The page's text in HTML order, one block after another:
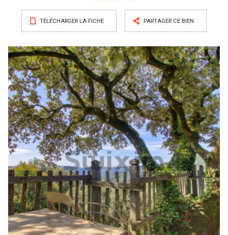
TÉLÉCHARGER LA FICHE PARTAGER CE BIEN